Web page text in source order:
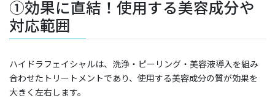
①効果に直結！使用する美容成分や
対応範囲
ハイドラフェイシャルは、洗浄・ピーリング・美容液導入を組み
合わせたトリートメントであり、使用する美容成分の質が効果を
大きく左右します。